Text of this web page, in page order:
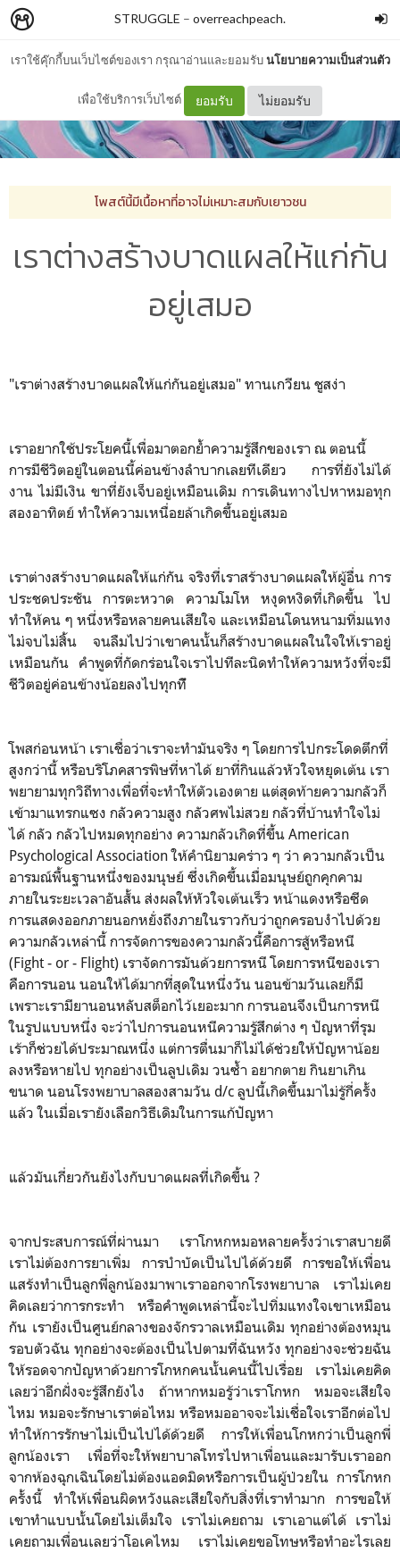
เราใช้คุ๊กกี้บนเว็บไซต์ของเรา กรุณาอ่านและยอมรับนโยบายความเป็นส่วนตัว
เพื่อใช้บริการเว็บไซต์ ยอมรับ ไม่ยอมรับ
STRUGGLE – overreachpeach.
โพสต์นี้มีเนื้อหาที่อาจไม่เหมาะสมกับเยาวชน
เราต่างสร้างบาดแผลให้แก่กัน
อยู่เสมอ
"เราต่างสร้างบาดแผลให้แก่กันอยู่เสมอ" ทานเกวียน ชูสง่า
เราอยากใช้ประโยคนี้เพื่อมาตอกย้ำความรู้สึกของเรา ณ ตอนนี้
การมีชีวิตอยู่ในตอนนี้ค่อนข้างลำบากเลยทีเดียว การที่ยังไม่ได้
งาน ไม่มีเงิน ขาที่ยังเจ็บอยู่เหมือนเดิม การเดินทางไปหาหมอทุก
สองอาทิตย์ ทำให้ความเหนื่อยล้าเกิดขึ้นอยู่เสมอ
เราต่างสร้างบาดแผลให้แก่กัน จริงที่เราสร้างบาดแผลให้ผู้อื่น การ
ประชดประชัน การตะหวาด ความโมโห หงุดหงิดที่เกิดขึ้น ไป
ทำให้คน ๆ หนึ่งหรือหลายคนเสียใจ และเหมือนโดนหนามทิ่มแทง
ไม่จบไม่สิ้น จนลืมไปว่าเขาคนนั้นก็สร้างบาดแผลในใจให้เราอยู่
เหมือนกัน คำพูดที่กัดกร่อนใจเราไปทีละนิดทำให้ความหวังที่จะมี
ชีวิตอยู่ค่อนข้างน้อยลงไปทุกทัี
โพสก่อนหน้า เราเชื่อว่าเราจะทำมันจริง ๆ โดยการไปกระโดดตึกที่
สูงกว่านี้ หรือบริโภคสารพิษที่หาได้ ยาที่กินแล้วหัวใจหยุดเต้น เรา
พยายามทุกวิถีทางเพื่อที่จะทำให้ตัวเองตาย แต่สุดท้ายความกลัวก็
เข้ามาแทรกแซง กลัวความสูง กลัวศพไม่สวย กลัวที่บ้านทำใจไม่
ได้ กลัว กลัวไปหมดทุกอย่าง ความกลัวเกิดที่ขึ้น American
Psychological Association ให้คำนิยามคร่าว ๆ ว่า ความกลัวเป็น
อารมณ์พื้นฐานหนึ่งของมนุษย์ ซึ่งเกิดขึ้นเมื่อมนุษย์ถูกคุกคาม
ภายในระยะเวลาอันสั้น ส่งผลให้หัวใจเต้นเร็ว หน้าแดงหรือซีด
การแสดงออกภายนอกหยั่งถึงภายในราวกับว่าถูกครอบงำไปด้วย
ความกลัวเหล่านี้ การจัดการของความกลัวนี้คือการสู้หรือหนี
(Fight - or - Flight) เราจัดการมันด้วยการหนี โดยการหนีของเรา
คือการนอน นอนให้ได้มากที่สุดในหนึ่งวัน นอนข้ามวันเลยก็มี
เพราะเรามียานอนหลับสต็อกไว้เยอะมาก การนอนจึงเป็นการหนี
ในรูปแบบหนึ่ง จะว่าไปการนอนหนีความรู้สึกต่าง ๆ ปัญหาที่รุม
เร้าก็ช่วยได้ประมาณหนึ่ง แต่การตื่นมาก็ไม่ได้ช่วยให้ปัญหาน้อย
ลงหรือหายไป ทุกอย่างเป็นลูปเดิม วนซ้ำ อยากตาย กินยาเกิน
ขนาด นอนโรงพยาบาลสองสามวัน d/c ลูปนี้เกิดขึ้นมาไม่รู้กี่ครั้ง
แล้ว ในเมื่อเรายังเลือกวิธีเดิมในการแก้ปัญหา
แล้วมันเกี่ยวกันยังไงกับบาดแผลที่เกิดขี้น ?
จากประสบการณ์ที่ผ่านมา เราโกหกหมอหลายครั้งว่าเราสบายดี
เราไม่ต้องการยาเพิ่ม การบำบัดเป็นไปได้ด้วยดึ การขอให้เพื่อน
แสร้งทำเป็นลูกพี่ลูกน้องมาพาเราออกจากโรงพยาบาล เราไม่เคย
คิดเลยว่าการกระทำ หรือคำพูดเหล่านี้จะไปทิ่มแทงใจเขาเหมือน
กัน เรายังเป็นศูนย์กลางของจักรวาลเหมือนเดิม ทุกอย่างต้องหมุน
รอบตัวฉัน ทุกอย่างจะต้องเป็นไปตามที่ฉันหวัง ทุกอย่างจะช่วยฉัน
ให้รอดจากปัญหาด้วยการโกหกคนนั้นคนนี้ไปเรื่อย เราไม่เคยคิด
เลยว่าอีกฝั่งจะรู้สึกยังไง ถ้าหากหมอรู้ว่าเราโกหก หมอจะเสียใจ
ไหม หมอจะรักษาเราต่อไหม หรือหมออาจจะไม่เชื่อใจเราอีกต่อไป
ทำให้การรักษาไม่เป็นไปได้ด้วยดี การให้เพื่อนโกหกว่าเป็นลูกพี่
ลูกน้องเรา เพื่อที่จะให้พยาบาลโทรไปหาเพื่อนและมารับเราออก
จากห้องฉุกเฉินโดยไม่ต้องแอดมิดหรือการเป็นผู้ป่วยใน การโกหก
ครั้งนี้ ทำให้เพื่อนผิดหวังและเสียใจกับสิ่งที่เราทำมาก การขอให้
เขาทำแบบนั้นโดยไม่เต็มใจ เราไม่เคยถาม เราเอาแต่ได้ เราไม่
เคยถามเพื่อนเลยว่าโอเคไหม เราไม่เคยขอโทษหรือทำอะไรเลย